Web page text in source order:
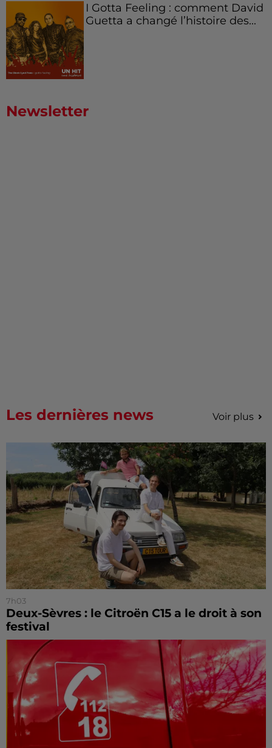
I Gotta Feeling : comment David
Guetta a changé l’histoire des...
Newsletter
Les dernières news Voir plus
7h03
Deux-Sèvres : le Citroën C15 a le droit à son
festival